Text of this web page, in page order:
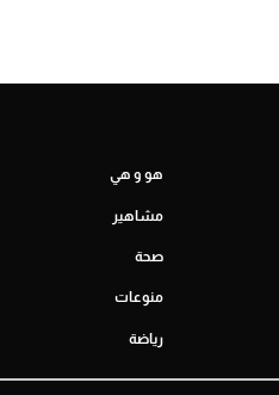
هو و هي
مشاهير
صحة
منوعات
رياضة